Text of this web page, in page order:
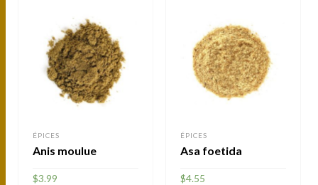
ÉPICES
Anis moulue
$3.99
ÉPICES
Asa foetida
$4.55